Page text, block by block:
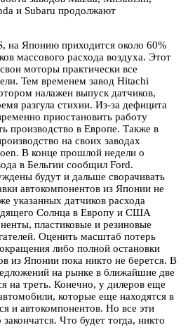
и Subaru продолжают
на Японию приходится около 60%
массового расхода воздуха. Этот
моторы практически все
Тем временем завод Hitachi
налажен выпуск датчиков,
разгула стихии. Из-за дефицита
приостановить работу
производство в Европе. Также в
на своих заводах
В конце прошлой недели о
в Бельгии сообщил Ford.
будут и дальше сворачивать
автокомпонентов из Японии не
указанных датчиков расхода
Солнца в Европу и США
пластиковые и резиновые
Оценить масштаб потерь
либо полной остановки
из Японии пока никто не берется. В
на рынке в ближайшие две
на треть. Конечно, у дилеров еще
которые еще находятся в
и автокомпонентов. Но все эти
Что будет тогда, никто